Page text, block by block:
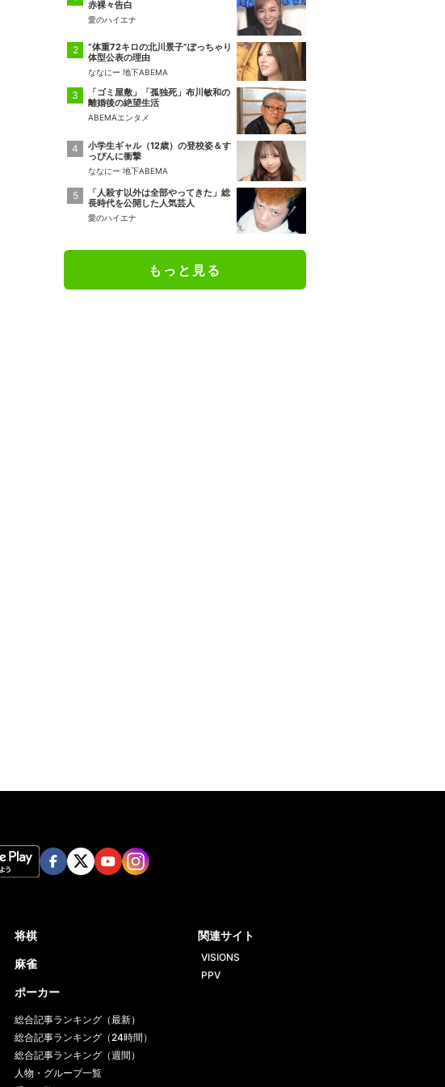
赤裸々告白
愛のハイエナ
“体重72キロの北川景子”ぽっちゃり
体型公表の理由
ななにー 地下ABEMA
「ゴミ屋敷」「孤独死」布川敏和の
離婚後の絶望生活
ABEMAエンタメ
小学生ギャル（12歳）の登校姿＆す
っぴんに衝撃
ななにー 地下ABEMA
「人殺す以外は全部やってきた」総
長時代を公開した人気芸人
愛のハイエナ
もっと見る
将棋
麻雀
ポーカー
総合記事ランキング（最新）
総合記事ランキング（24時間）
総合記事ランキング（週間）
人物・グループ一覧
関連サイト
VISIONS
PPV